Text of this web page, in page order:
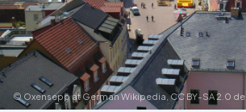
Städte
Anlässe
© Oxensepp at German Wikipedia,CC BY-SA 2.0 de